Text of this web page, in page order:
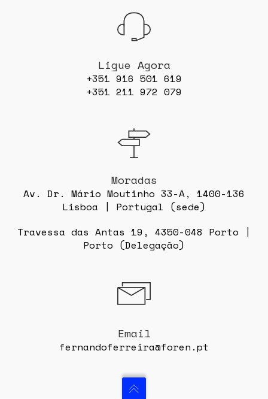
Ligue Agora
+351 916 501 619
+351 211 972 079
Moradas
Av. Dr. Mário Moutinho 33-A, 1400-136
Lisboa | Portugal (sede)
Travessa das Antas 19, 4350-048 Porto |
Porto (Delegação)
Email
fernandoferreira@foren.pt